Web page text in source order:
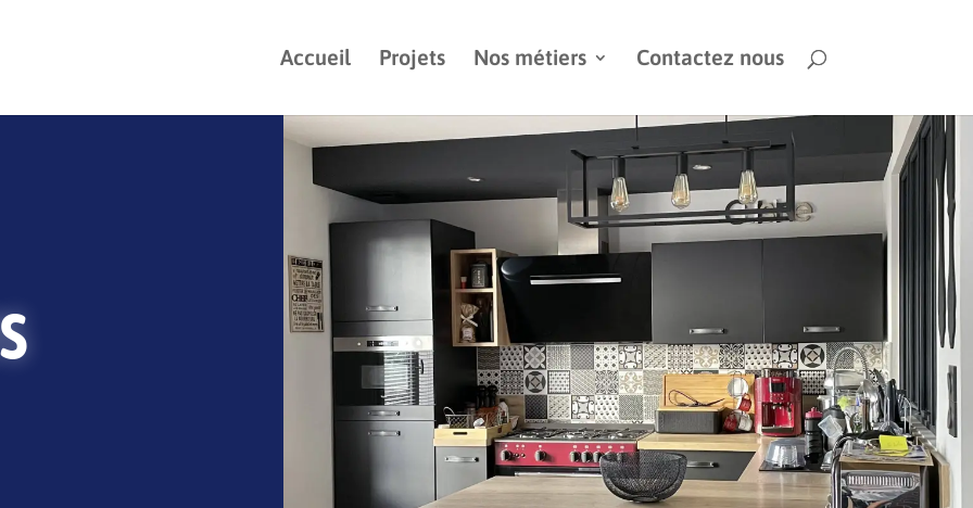
Accueil Projets Nos métiers Contactez nous